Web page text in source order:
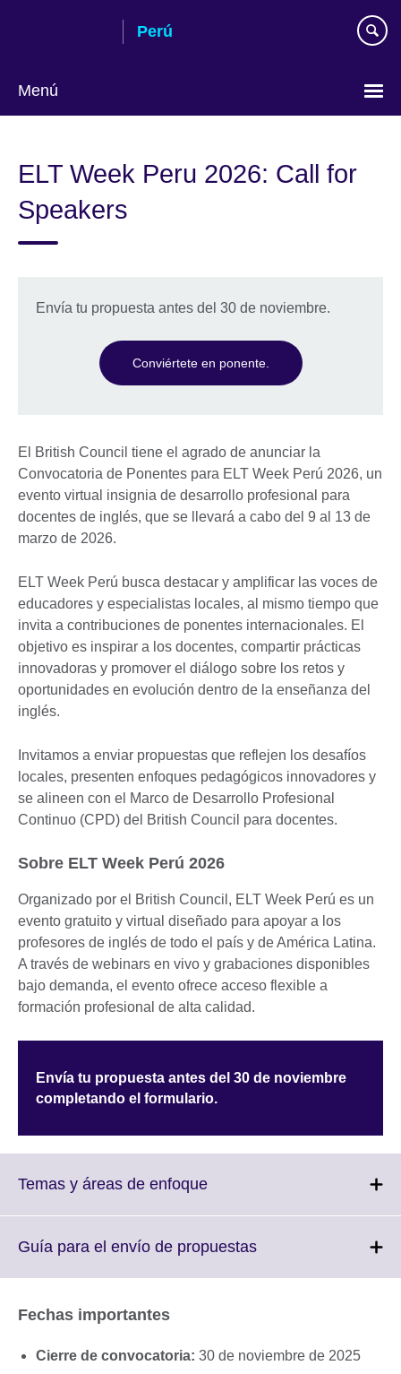
Perú
Menú
language
ELT Week Peru 2026: Call for
Speakers
Envía tu propuesta antes del 30 de noviembre.
Conviértete en ponente.
El British Council tiene el agrado de anunciar la
Convocatoria de Ponentes para ELT Week Perú 2026, un
evento virtual insignia de desarrollo profesional para
docentes de inglés, que se llevará a cabo del 9 al 13 de
marzo de 2026.
ELT Week Perú busca destacar y amplificar las voces de
educadores y especialistas locales, al mismo tiempo que
invita a contribuciones de ponentes internacionales. El
objetivo es inspirar a los docentes, compartir prácticas
innovadoras y promover el diálogo sobre los retos y
oportunidades en evolución dentro de la enseñanza del
inglés.
Invitamos a enviar propuestas que reflejen los desafíos
locales, presenten enfoques pedagógicos innovadores y
se alineen con el Marco de Desarrollo Profesional
Continuo (CPD) del British Council para docentes.
Sobre ELT Week Perú 2026
Organizado por el British Council, ELT Week Perú es un
evento gratuito y virtual diseñado para apoyar a los
profesores de inglés de todo el país y de América Latina.
A través de webinars en vivo y grabaciones disponibles
bajo demanda, el evento ofrece acceso flexible a
formación profesional de alta calidad.
Envía tu propuesta antes del 30 de noviembre
completando el formulario.
Temas y áreas de enfoqueClick
More
Guía para el envío de propuestasClick
available.
Fechas importantes
Cierre de convocatoria: 30 de noviembre de 2025